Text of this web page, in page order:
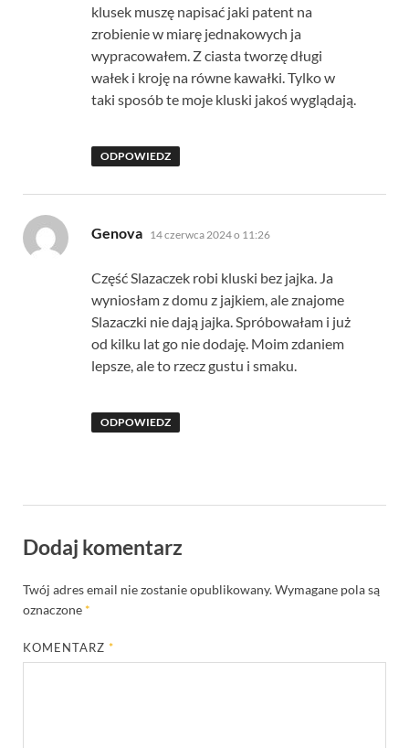
klusek muszę napisać jaki patent na
zrobienie w miarę jednakowych ja
wypracowałem. Z ciasta tworzę długi
wałek i kroję na równe kawałki. Tylko w
taki sposób te moje kluski jakoś wyglądają.
ODPOWIEDZ
Genova pisze:
14 czerwca 2024 o 11:26
Część Slazaczek robi kluski bez jajka. Ja
wyniosłam z domu z jajkiem, ale znajome
Slazaczki nie dają jajka. Spróbowałam i już
od kilku lat go nie dodaję. Moim zdaniem
lepsze, ale to rzecz gustu i smaku.
ODPOWIEDZ
Dodaj komentarz
Twój adres email nie zostanie opublikowany.Wymagane pola są
oznaczone *
KOMENTARZ*